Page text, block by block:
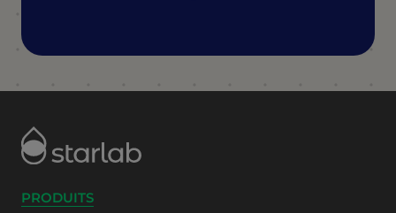
PRODUITS